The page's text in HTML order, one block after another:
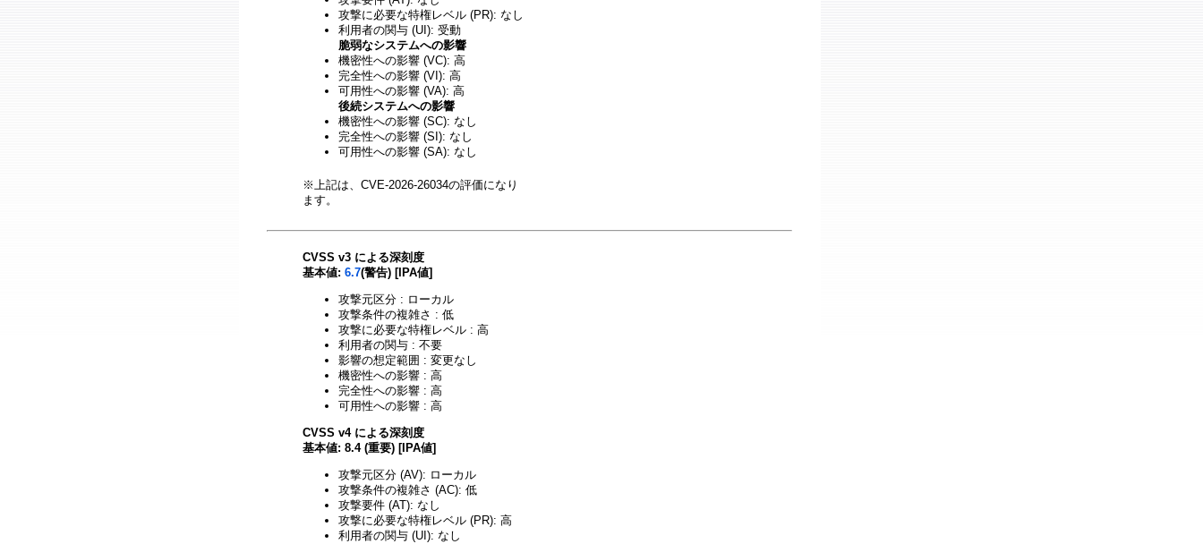
攻撃に必要な特権レベル (PR): なし
利用者の関与 (UI): 受動
脆弱なシステムへの影響
機密性への影響 (VC): 高
完全性への影響 (VI): 高
可用性への影響 (VA): 高
後続システムへの影響
機密性への影響 (SC): なし
完全性への影響 (SI): なし
可用性への影響 (SA): なし
※上記は、CVE-2026-26034の評価になり
ます。
CVSS v3 による深刻度
基本値: 6.7(警告) [IPA値]
攻撃元区分 : ローカル
攻撃条件の複雑さ : 低
攻撃に必要な特権レベル : 高
利用者の関与 : 不要
影響の想定範囲 : 変更なし
機密性への影響 : 高
完全性への影響 : 高
可用性への影響 : 高
CVSS v4 による深刻度
基本値: 8.4 (重要) [IPA値]
攻撃元区分 (AV): ローカル
攻撃条件の複雑さ (AC): 低
攻撃要件 (AT): なし
攻撃に必要な特権レベル (PR): 高
利用者の関与 (UI): なし